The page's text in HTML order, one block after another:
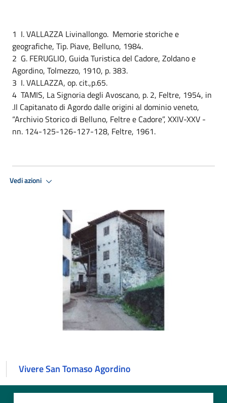
1 I. VALLAZZA Livinallongo. Memorie storiche e
geografiche, Tip. Piave, Belluno, 1984.
2 G. FERUGLIO, Guida Turistica del Cadore, Zoldano e
Agordino, Tolmezzo, 1910, p. 383.
3 I. VALLAZZA, op. cit.,p.65.
4 TAMIS, La Signoria degli Avoscano, p. 2, Feltre, 1954, in
.Il Capitanato di Agordo dalle origini al dominio veneto,
“Archivio Storico di Belluno, Feltre e Cadore”, XXIV-XXV -
nn. 124-125-126-127-128, Feltre, 1961.
Vedi azioni
Vivere San Tomaso Agordino